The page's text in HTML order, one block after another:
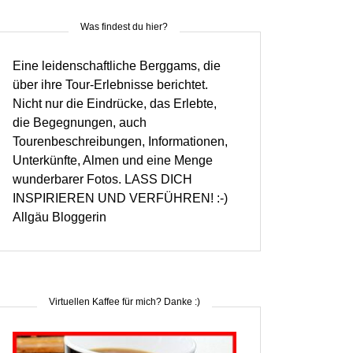
Was findest du hier?
Eine leidenschaftliche Berggams, die
über ihre Tour-Erlebnisse berichtet.
Nicht nur die Eindrücke, das Erlebte,
die Begegnungen, auch
Tourenbeschreibungen, Informationen,
Unterkünfte, Almen und eine Menge
wunderbarer Fotos. LASS DICH
INSPIRIEREN UND VERFÜHREN! :-)
Allgäu Bloggerin
Virtuellen Kaffee für mich? Danke :)